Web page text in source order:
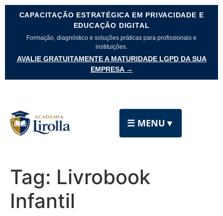
CAPACITAÇÃO ESTRATÉGICA EM PRIVACIDADE E
EDUCAÇÃO DIGITAL
Formação, diagnóstico e soluções práticas para profissionais e
instituições.
AVALIE GRATUITAMENTE A MATURIDADE LGPD DA SUA
EMPRESA →
☰ MENU ▼
Tag: Livrobook
Infantil